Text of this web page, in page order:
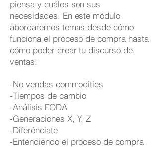
piensa y cuáles son sus
necesidades. En este módulo
abordaremos temas desde cómo
funciona el proceso de compra hasta
cómo poder crear tu discurso de
ventas:
-No vendas commodities
-Tiempos de cambio
-Análisis FODA
-Generaciones X, Y, Z
-Diferénciate
-Entendiendo el proceso de compra